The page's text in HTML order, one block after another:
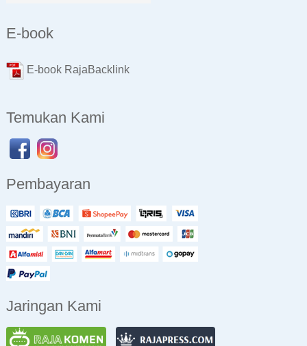
E-book
E-book RajaBacklink
Temukan Kami
Pembayaran
Jaringan Kami